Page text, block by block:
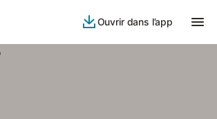
Ouvrir dans l’app